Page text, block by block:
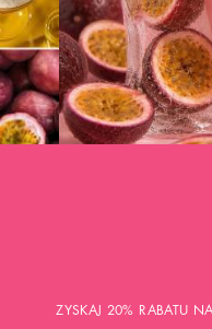
ZYSKAJ 20% RABATU